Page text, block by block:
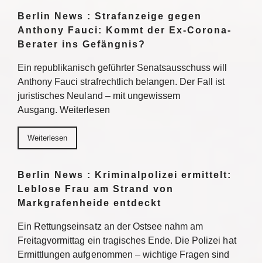
Berlin News : Strafanzeige gegen
Anthony Fauci: Kommt der Ex-Corona-
Berater ins Gefängnis?
Ein republikanisch geführter Senatsausschuss will
Anthony Fauci strafrechtlich belangen. Der Fall ist
juristisches Neuland – mit ungewissem
Ausgang. Weiterlesen
Weiterlesen
Berlin News : Kriminalpolizei ermittelt:
Leblose Frau am Strand von
Markgrafenheide entdeckt
Ein Rettungseinsatz an der Ostsee nahm am
Freitagvormittag ein tragisches Ende. Die Polizei hat
Ermittlungen aufgenommen – wichtige Fragen sind